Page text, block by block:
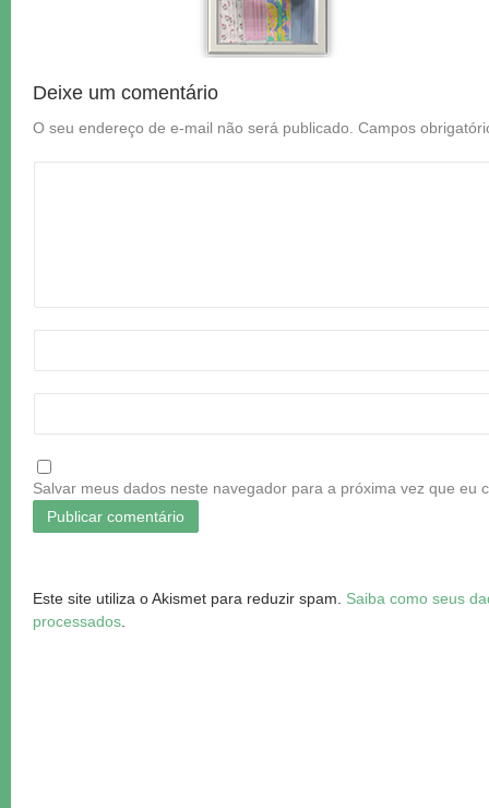
Deixe um comentário
O seu endereço de e-mail não será publicado. Campos
Salvar meus dados neste navegador para a próxima vez que eu
Este site utiliza o Akismet para reduzir spam. Saiba como seus
processados